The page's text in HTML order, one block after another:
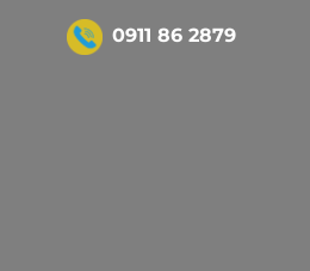
0911 86 2879